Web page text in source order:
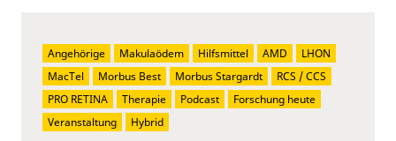
Angehörige Makulaödem Hilfsmittel AMD
LHON
MacTel
Morbus Best Morbus Stargardt
RCS / CCS
PRO RETINA
Therapie Podcast
Forschung heute
Veranstaltung
Hybrid